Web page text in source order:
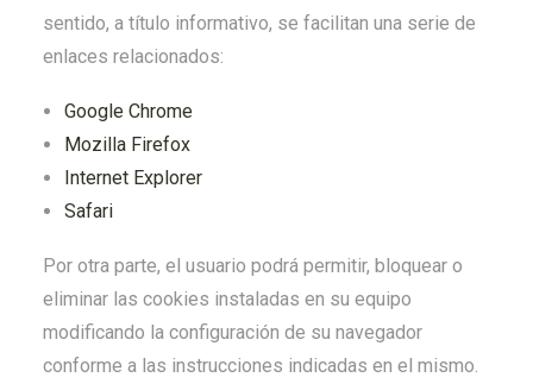
sentido, a título informativo, se facilitan una serie de
enlaces relacionados:
Google Chrome
Mozilla Firefox
Internet Explorer
Safari
Por otra parte, el usuario podrá permitir, bloquear o
eliminar las cookies instaladas en su equipo
modificando la configuración de su navegador
conforme a las instrucciones indicadas en el mismo.